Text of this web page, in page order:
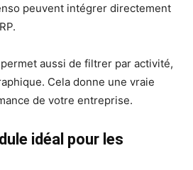
peuvent intégrer directement
permet aussi de filtrer par activité,
Cela donne une vraie
de votre entreprise.
idéal pour les